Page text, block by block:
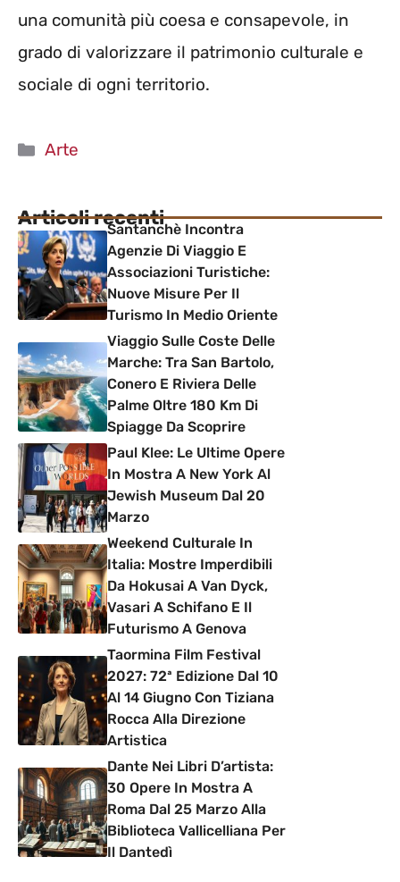
una comunità più coesa e consapevole, in
grado di valorizzare il patrimonio culturale e
sociale di ogni territorio.
Categorie
Arte
Articoli recentiSantanchè Incontra
Agenzie Di Viaggio E
Associazioni Turistiche:
Nuove Misure Per Il
Turismo In Medio Oriente
Viaggio Sulle Coste Delle
Marche: Tra San Bartolo,
Conero E Riviera Delle
Palme Oltre 180 Km Di
Spiagge Da Scoprire
Paul Klee: Le Ultime Opere
In Mostra A New York Al
Jewish Museum Dal 20
Marzo
Weekend Culturale In
Italia: Mostre Imperdibili
Da Hokusai A Van Dyck,
Vasari A Schifano E Il
Futurismo A Genova
Taormina Film Festival
2027: 72ª Edizione Dal 10
Al 14 Giugno Con Tiziana
Rocca Alla Direzione
Artistica
Dante Nei Libri D’artista:
30 Opere In Mostra A
Roma Dal 25 Marzo Alla
Biblioteca Vallicelliana Per
Il Dantedì